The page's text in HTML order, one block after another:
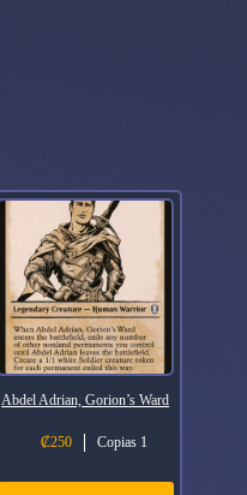
Abdel Adrian, Gorion’s Ward
₡250 Copias 1